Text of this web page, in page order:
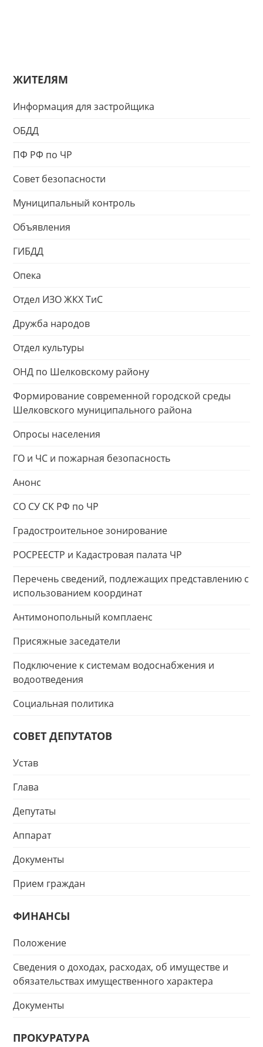
ЖИТЕЛЯМ
Информация для застройщика
ОБДД
ПФ РФ по ЧР
Совет безопасности
Муниципальный контроль
Объявления
ГИБДД
Опека
Отдел ИЗО ЖКХ ТиС
Дружба народов
Отдел культуры
ОНД по Шелковскому району
Формирование современной городской среды
Шелковского муниципального района
Опросы населения
ГО и ЧС и пожарная безопасность
Анонс
СО СУ СК РФ по ЧР
Градостроительное зонирование
РОСРЕЕСТР и Кадастровая палата ЧР
Перечень сведений, подлежащих представлению с
использованием координат
Антимонопольный комплаенс
Присяжные заседатели
Подключение к системам водоснабжения и
водоотведения
Социальная политика
СОВЕТ ДЕПУТАТОВ
Устав
Глава
Депутаты
Аппарат
Документы
Прием граждан
ФИНАНСЫ
Положение
Сведения о доходах, расходах, об имуществе и
обязательствах имущественного характера
Документы
ПРОКУРАТУРА